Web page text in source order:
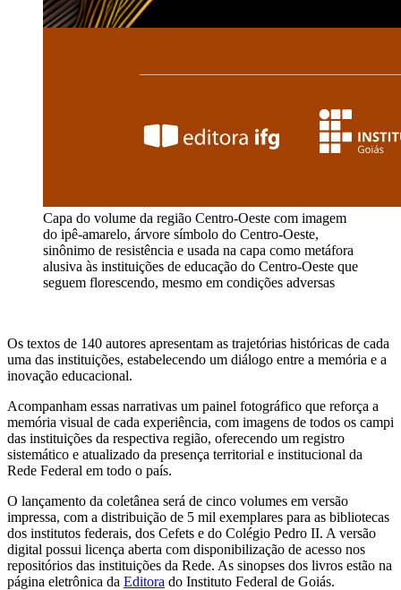
Capa do volume da região Centro-Oeste com imagem
do ipê-amarelo, árvore símbolo do Centro-Oeste,
sinônimo de resistência e usada na capa como metáfora
alusiva às instituições de educação do Centro-Oeste que
seguem florescendo, mesmo em condições adversas
Os textos de 140 autores apresentam as trajetórias históricas de cada
uma das instituições, estabelecendo um diálogo entre a memória e a
inovação educacional.
Acompanham essas narrativas um painel fotográfico que reforça a
memória visual de cada experiência, com imagens de todos os campi
das instituições da respectiva região, oferecendo um registro
sistemático e atualizado da presença territorial e institucional da
Rede Federal em todo o país.
O lançamento da coletânea será de cinco volumes em versão
impressa, com a distribuição de 5 mil exemplares para as bibliotecas
dos institutos federais, dos Cefets e do Colégio Pedro II. A versão
digital possui licença aberta com disponibilização de acesso nos
repositórios das instituições da Rede. As sinopses dos livros estão na
página eletrônica da Editora do Instituto Federal de Goiás.